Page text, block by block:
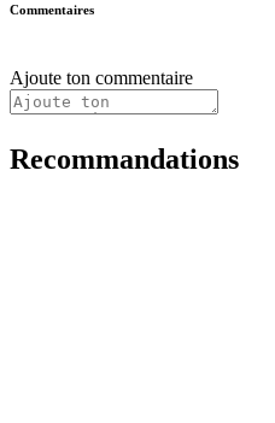
Commentaires
Ajoute ton commentaire
Recommandations